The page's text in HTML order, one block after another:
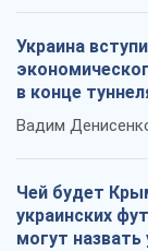
Украина
в конце
Вадим
Чей будет
украинских
могут